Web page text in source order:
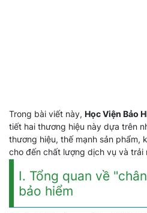
Trong bài viết này, Học Viện Bảo
tiết hai thương hiệu này dựa trên
thương hiệu, thế mạnh sản phẩm,
cho đến chất lượng dịch vụ và trải
I. Tổng quan về
bảo hiểm